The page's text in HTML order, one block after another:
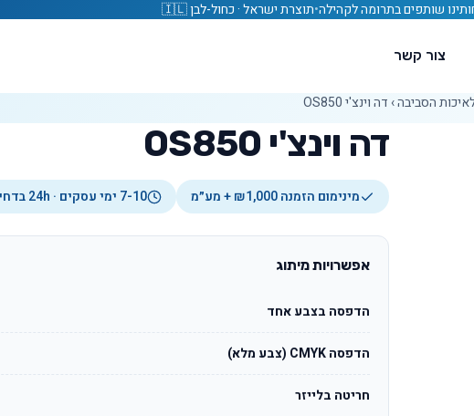
שותפים בתרומה לקהילה•תוצרת ישראל · כחול-לבן 🇮🇱
צור קשר
הסביבה› דה וינצ'י OS850
דה וינצ'י OS850
מינימום הזמנה ₪1,000 + מע״מ 7-10 ימי עסקים · 24h בדחיפות
אפשרויות מיתוג
הדפסה בצבע אחד
הדפסה CMYK (צבע מלא)
חריטה בלייזר